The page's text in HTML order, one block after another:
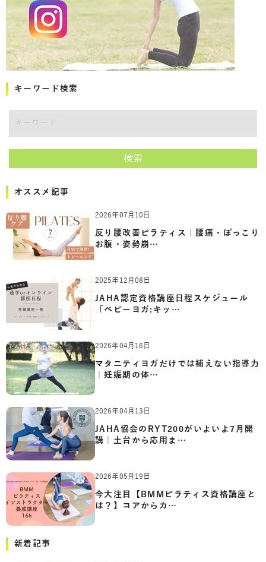
キーワード検索
検索
オススメ記事
2026年07月10日
反り腰改善ピラティス｜腰痛・ぽっこり
お腹・姿勢崩…
2025年12月08日
JAHA認定資格講座日程スケジュール
「ベビーヨガ:キッ…
2026年04月16日
マタニティヨガだけでは補えない指導力
｜妊娠期の体…
2026年04月13日
JAHA協会のRYT200がいよいよ7月開
講｜土台から応用ま…
2026年05月19日
今大注目【BMMピラティス資格講座と
は？】コアからカ…
新着記事